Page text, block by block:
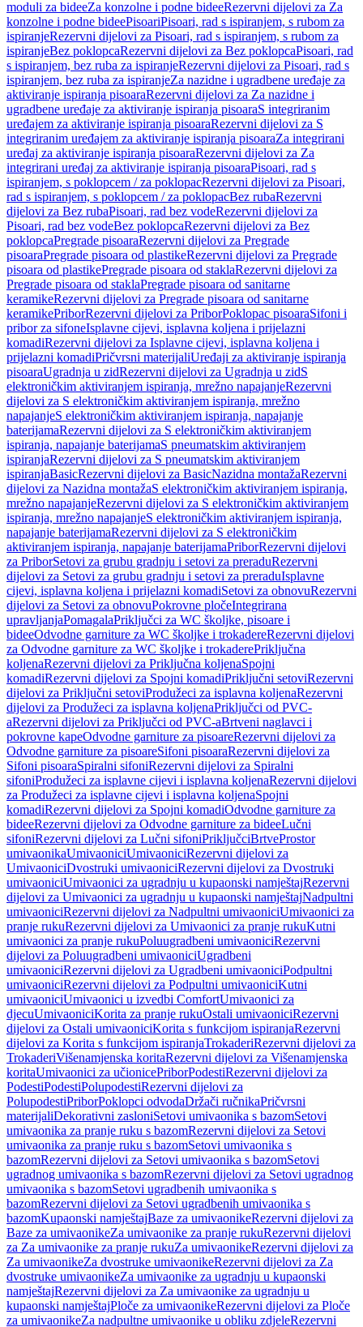
moduli za bideeZa konzolne i podne bideeRezervni dijelovi za Za
konzolne i podne bideePisoariPisoari, rad s ispiranjem, s rubom za
ispiranjeRezervni dijelovi za Pisoari, rad s ispiranjem, s rubom za
ispiranjeBez poklopcaRezervni dijelovi za Bez poklopcaPisoari, rad
s ispiranjem, bez ruba za ispiranjeRezervni dijelovi za Pisoari, rad s
ispiranjem, bez ruba za ispiranjeZa nazidne i ugradbene uređaje za
aktiviranje ispiranja pisoaraRezervni dijelovi za Za nazidne i
ugradbene uređaje za aktiviranje ispiranja pisoaraS integriranim
uređajem za aktiviranje ispiranja pisoaraRezervni dijelovi za S
integriranim uređajem za aktiviranje ispiranja pisoaraZa integrirani
uređaj za aktiviranje ispiranja pisoaraRezervni dijelovi za Za
integrirani uređaj za aktiviranje ispiranja pisoaraPisoari, rad s
ispiranjem, s poklopcem / za poklopacRezervni dijelovi za Pisoari,
rad s ispiranjem, s poklopcem / za poklopacBez rubaRezervni
dijelovi za Bez rubaPisoari, rad bez vodeRezervni dijelovi za
Pisoari, rad bez vodeBez poklopcaRezervni dijelovi za Bez
poklopcaPregrade pisoaraRezervni dijelovi za Pregrade
pisoaraPregrade pisoara od plastikeRezervni dijelovi za Pregrade
pisoara od plastikePregrade pisoara od staklaRezervni dijelovi za
Pregrade pisoara od staklaPregrade pisoara od sanitarne
keramikeRezervni dijelovi za Pregrade pisoara od sanitarne
keramikePriborRezervni dijelovi za PriborPoklopac pisoaraSifoni i
pribor za sifoneIsplavne cijevi, isplavna koljena i prijelazni
komadiRezervni dijelovi za Isplavne cijevi, isplavna koljena i
prijelazni komadiPričvrsni materijaliUređaji za aktiviranje ispiranja
pisoaraUgradnja u zidRezervni dijelovi za Ugradnja u zidS
elektroničkim aktiviranjem ispiranja, mrežno napajanjeRezervni
dijelovi za S elektroničkim aktiviranjem ispiranja, mrežno
napajanjeS elektroničkim aktiviranjem ispiranja, napajanje
baterijamaRezervni dijelovi za S elektroničkim aktiviranjem
ispiranja, napajanje baterijamaS pneumatskim aktiviranjem
ispiranjaRezervni dijelovi za S pneumatskim aktiviranjem
ispiranjaBasicRezervni dijelovi za BasicNazidna montažaRezervni
dijelovi za Nazidna montažaS elektroničkim aktiviranjem ispiranja,
mrežno napajanjeRezervni dijelovi za S elektroničkim aktiviranjem
ispiranja, mrežno napajanjeS elektroničkim aktiviranjem ispiranja,
napajanje baterijamaRezervni dijelovi za S elektroničkim
aktiviranjem ispiranja, napajanje baterijamaPriborRezervni dijelovi
za PriborSetovi za grubu gradnju i setovi za preraduRezervni
dijelovi za Setovi za grubu gradnju i setovi za preraduIsplavne
cijevi, isplavna koljena i prijelazni komadiSetovi za obnovuRezervni
dijelovi za Setovi za obnovuPokrovne pločeIntegrirana
upravljanjaPomagalaPriključci za WC školjke, pisoare i
bideeOdvodne garniture za WC školjke i trokadereRezervni dijelovi
za Odvodne garniture za WC školjke i trokaderePriključna
koljenaRezervni dijelovi za Priključna koljenaSpojni
komadiRezervni dijelovi za Spojni komadiPriključni setoviRezervni
dijelovi za Priključni setoviProdužeci za isplavna koljenaRezervni
dijelovi za Produžeci za isplavna koljenaPriključci od PVC-
aRezervni dijelovi za Priključci od PVC-aBrtveni naglavci i
pokrovne kapeOdvodne garniture za pisoareRezervni dijelovi za
Odvodne garniture za pisoareSifoni pisoaraRezervni dijelovi za
Sifoni pisoaraSpiralni sifoniRezervni dijelovi za Spiralni
sifoniProdužeci za isplavne cijevi i isplavna koljenaRezervni dijelovi
za Produžeci za isplavne cijevi i isplavna koljenaSpojni
komadiRezervni dijelovi za Spojni komadiOdvodne garniture za
bideeRezervni dijelovi za Odvodne garniture za bideeLučni
sifoniRezervni dijelovi za Lučni sifoniPriključciBrtveProstor
umivaonikaUmivaoniciUmivaoniciRezervni dijelovi za
UmivaoniciDvostruki umivaoniciRezervni dijelovi za Dvostruki
umivaoniciUmivaonici za ugradnju u kupaonski namještajRezervni
dijelovi za Umivaonici za ugradnju u kupaonski namještajNadpultni
umivaoniciRezervni dijelovi za Nadpultni umivaoniciUmivaonici za
pranje rukuRezervni dijelovi za Umivaonici za pranje rukuKutni
umivaonici za pranje rukuPoluugradbeni umivaoniciRezervni
dijelovi za Poluugradbeni umivaoniciUgradbeni
umivaoniciRezervni dijelovi za Ugradbeni umivaoniciPodpultni
umivaoniciRezervni dijelovi za Podpultni umivaoniciKutni
umivaoniciUmivaonici u izvedbi ComfortUmivaonici za
djecuUmivaoniciKorita za pranje rukuOstali umivaoniciRezervni
dijelovi za Ostali umivaoniciKorita s funkcijom ispiranjaRezervni
dijelovi za Korita s funkcijom ispiranjaTrokaderiRezervni dijelovi za
TrokaderiVišenamjenska koritaRezervni dijelovi za Višenamjenska
koritaUmivaonici za učionicePriborPodestiRezervni dijelovi za
PodestiPodestiPolupodestiRezervni dijelovi za
PolupodestiPriborPoklopci odvodaDržači ručnikaPričvrsni
materijaliDekorativni zasloniSetovi umivaonika s bazomSetovi
umivaonika za pranje ruku s bazomRezervni dijelovi za Setovi
umivaonika za pranje ruku s bazomSetovi umivaonika s
bazomRezervni dijelovi za Setovi umivaonika s bazomSetovi
ugradnog umivaonika s bazomRezervni dijelovi za Setovi ugradnog
umivaonika s bazomSetovi ugradbenih umivaonika s
bazomRezervni dijelovi za Setovi ugradbenih umivaonika s
bazomKupaonski namještajBaze za umivaonikeRezervni dijelovi za
Baze za umivaonikeZa umivaonike za pranje rukuRezervni dijelovi
za Za umivaonike za pranje rukuZa umivaonikeRezervni dijelovi za
Za umivaonikeZa dvostruke umivaonikeRezervni dijelovi za Za
dvostruke umivaonikeZa umivaonike za ugradnju u kupaonski
namještajRezervni dijelovi za Za umivaonike za ugradnju u
kupaonski namještajPloče za umivaonikeRezervni dijelovi za Ploče
za umivaonikeZa nadpultne umivaonike u obliku zdjeleRezervni